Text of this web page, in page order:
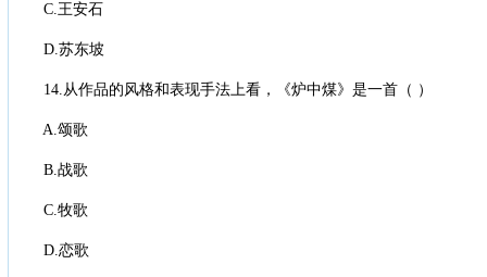
C.王安石
D.苏东坡
14.从作品的风格和表现手法上看，《炉中煤》是一首（ ）
A.颂歌
B.战歌
C.牧歌
D.恋歌